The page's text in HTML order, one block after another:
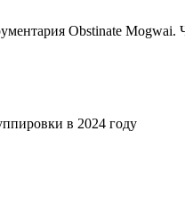
Obstinate Mogwai.
в 2024 году